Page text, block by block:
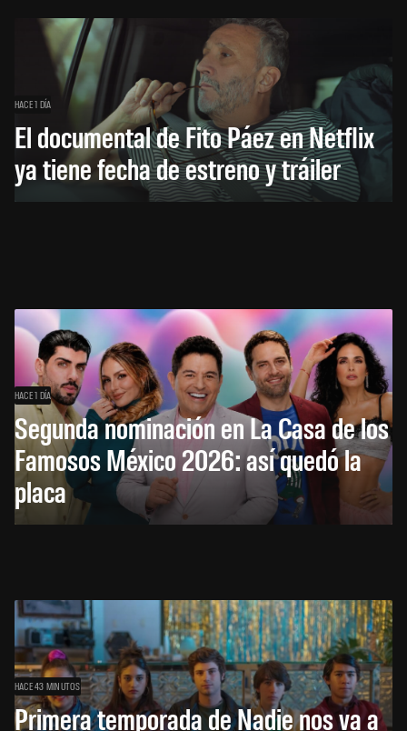
HACE 1 DÍA
El documental de Fito Páez en Netflix
ya tiene fecha de estreno y tráiler
HACE 1 DÍA
Segunda nominación en La Casa de los
Famosos México 2026: así quedó la
placa
HACE 43 MINUTOS
Primera temporada de Nadie nos va a